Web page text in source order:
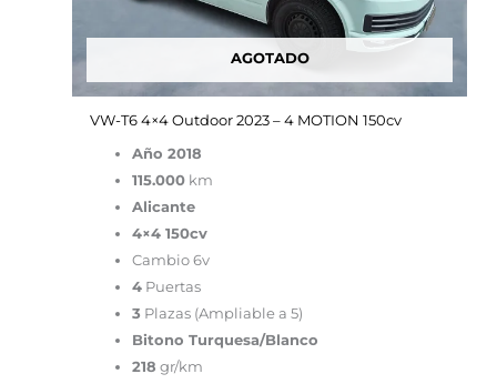
AGOTADO
VW-T6 4×4 Outdoor 2023 – 4 MOTION 150cv
Año 2018
115.000km
Alicante
4×4 150cv
Cambio 6v
4Puertas
3 Plazas (Ampliable a 5)
Bitono Turquesa/Blanco
218 gr/km